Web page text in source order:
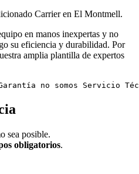
Carrier en El Montmell.
en manos inexpertas y no
su eficiencia y durabilidad. Por
amplia plantilla de expertos
Garantía no somos
sea posible.
obligatorios.